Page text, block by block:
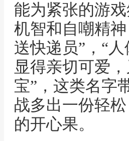
能为紧张的游
机智和自嘲精
送快递员”，“
显得亲切可爱
宝”，这类名字
战多出一份轻
的开心果。